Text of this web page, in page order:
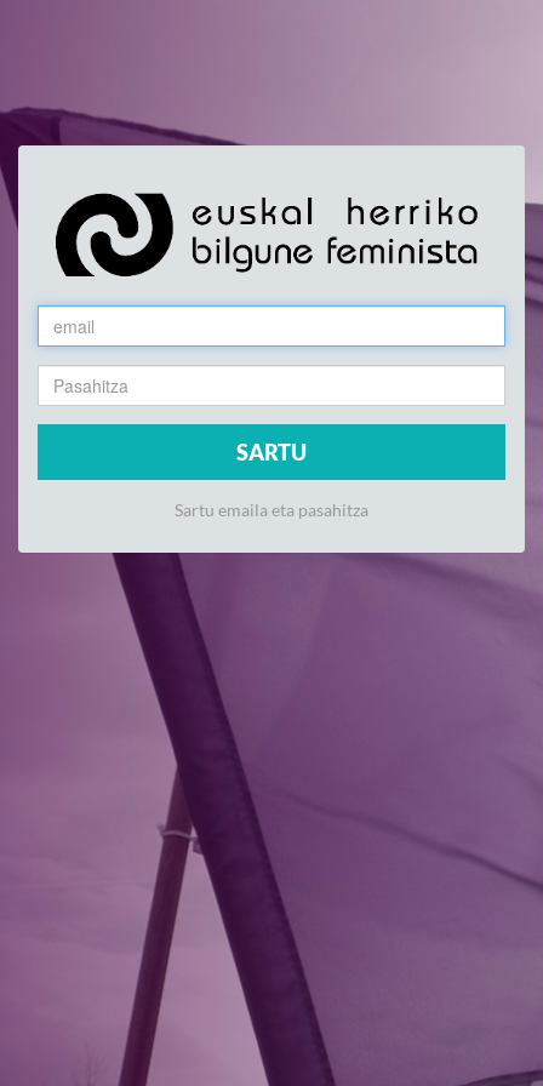
Sartu emaila eta pasahitza